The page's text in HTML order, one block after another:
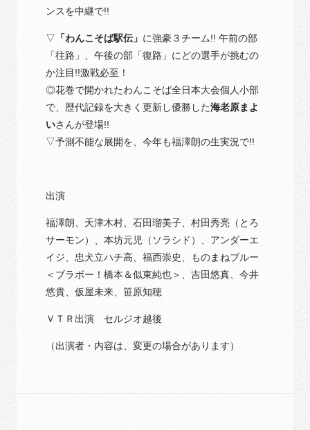
ンスを中継で!!
▽ 「わんこそば駅伝」 に強豪３チーム!! 午前の部
「往路」、午後の部「復路」にどの選手が挑むの
か注目!!激戦必至！
◎花巻で開かれたわんこそば全日本大会個人小部
で、歴代記録を大きく更新し優勝した海老原まよ
いさんが登場!!
▽予測不能な展開を、今年も福澤朗の生実況で!!
出演
福澤朗、天津木村、石田瑠美子、村田秀亮（とろ
サーモン）、本坊元児（ソラシド）、アンダーエ
イジ、忠犬立ハチ高、福西崇史、ものまねブルー
＜ブラボー！橋本＆似東純也＞、吉田悠真、今井
悠貴、仮屋未来、笹原知穂
ＶＴＲ出演 セルジオ越後
（出演者・内容は、変更の場合があります）